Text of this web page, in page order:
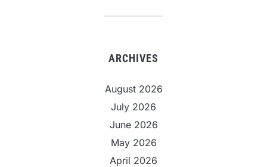
ARCHIVES
August 2026
July 2026
June 2026
May 2026
April 2026